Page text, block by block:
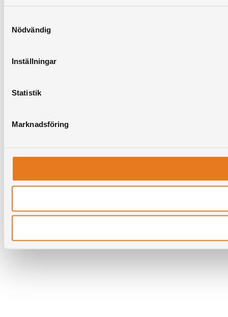
Nödvändig
Inställningar
Statistik
Marknadsföring